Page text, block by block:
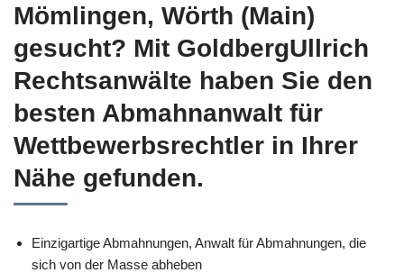
Mömlingen, Wörth (Main)
gesucht? Mit GoldbergUllrich
Rechtsanwälte haben Sie den
besten Abmahnanwalt für
Wettbewerbsrechtler in Ihrer
Nähe gefunden.
Einzigartige Abmahnungen, Anwalt für Abmahnungen, die
sich von der Masse abheben